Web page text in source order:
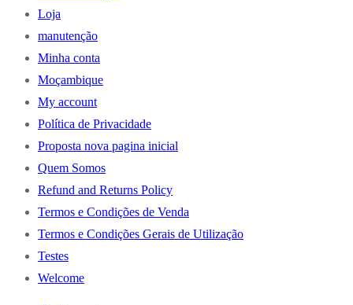
Loja
manutenção
Minha conta
Moçambique
My account
Política de Privacidade
Proposta nova pagina inicial
Quem Somos
Refund and Returns Policy
Termos e Condições de Venda
Termos e Condições Gerais de Utilização
Testes
Welcome